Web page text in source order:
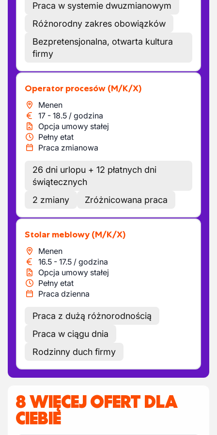
Praca w systemie dwuzmianowym
Różnorodny zakres obowiązków
Bezpretensjonalna, otwarta kultura
firmy
Operator procesów (M/K/X)
Menen
17 - 18.5 / godzina
Opcja umowy stałej
Pełny etat
Praca zmianowa
26 dni urlopu + 12 płatnych dni
świątecznych
2 zmiany
Zróżnicowana praca
Stolar meblowy (M/K/X)
Menen
16.5 - 17.5 / godzina
Opcja umowy stałej
Pełny etat
Praca dzienna
Praca z dużą różnorodnością
Praca w ciągu dnia
Rodzinny duch firmy
8 WIĘCEJ OFERT DLA
CIEBIE